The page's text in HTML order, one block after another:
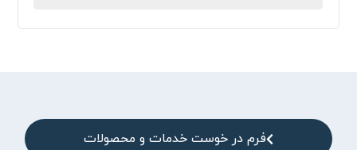
فرم در خوست خدمات و محصولات